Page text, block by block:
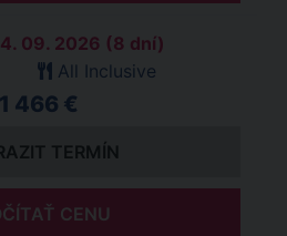
09. 2026 (8 dní)
All Inclusive
1 466 €
TERMÍN
CENU